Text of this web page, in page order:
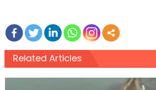
Related Articles